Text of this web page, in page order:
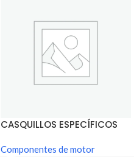
CASQUILLOS ESPECÍFICOS
Componentes de motor